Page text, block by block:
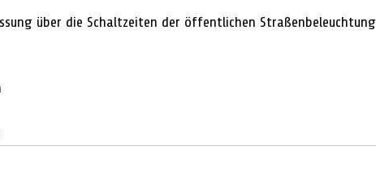
über die Schaltzeiten der öffentlichen Straßenbeleuchtung